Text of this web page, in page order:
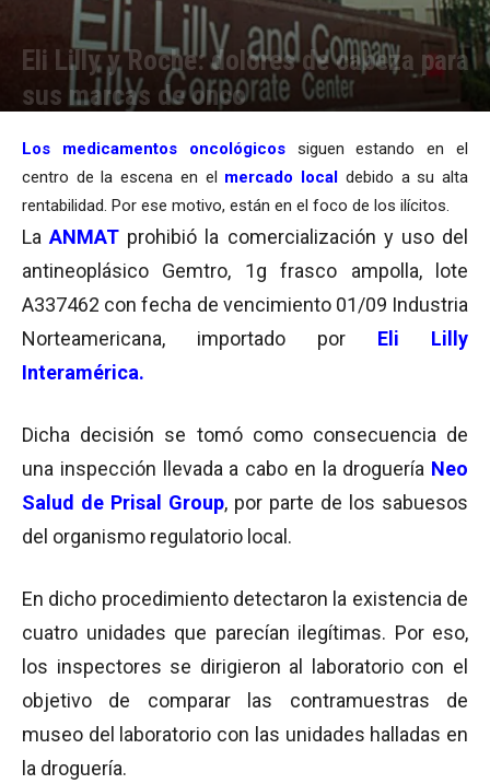
Eli Lilly y Roche: dolores de cabeza para
sus marcas de onco
Los medicamentos oncológicos
siguen estando en el
centro de la escena en el mercado local debido a su alta
rentabilidad. Por ese motivo, están en el foco de los ilícitos.
LaANMAT prohibió la comercialización y uso del
antineoplásico Gemtro, 1g frasco ampolla, lote
A337462 con fecha de vencimiento 01/09 Industria
Norteamericana, importado por Eli Lilly
Interamérica.
Dicha decisión se tomó como consecuencia de
una inspección llevada a cabo en la droguería Neo
Salud de Prisal Group, por parte de los sabuesos
del organismo regulatorio local.
En dicho procedimiento detectaron la existencia de
cuatro unidades que parecían ilegítimas. Por eso,
los inspectores se dirigieron al laboratorio con el
objetivo de comparar las contramuestras de
museo del laboratorio con las unidades halladas en
la droguería.